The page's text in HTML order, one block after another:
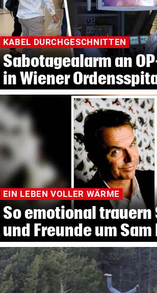
KABEL DURCHGESCHNITTEN
Sabotagealarm an
in Wiener
EIN LEBEN VOLLER WÄRME
So emotional trauern
und Freunde um Sam